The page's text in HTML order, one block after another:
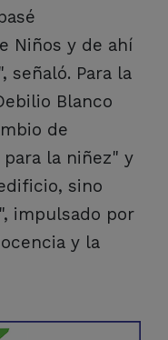
Niños y de ahí
señaló. Para la
Blanco
de
la niñez" y
sino
impulsado por
y la